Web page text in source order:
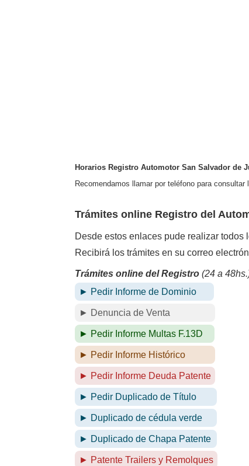
Horarios Registro Automotor San Salvador de
Recomendamos llamar por teléfono para
Trámites online Registro del
Desde estos enlaces pude realizar todos
Recibirá los trámites en su correo
Trámites online del Registro (24 a
► Pedir Informe de Dominio
► Denuncia de Venta
► Pedir Informe Multas F.13D
► Pedir Informe Histórico
► Pedir Informe Deuda Patente
► Pedir Duplicado de Título
► Duplicado de cédula verde
► Duplicado de Chapa Patente
► Patente Trailers y Remolques